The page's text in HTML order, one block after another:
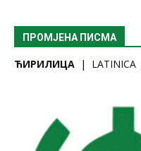
ПРОМЈЕНА ПИСМА
ЋИРИЛИЦА | LATINICA